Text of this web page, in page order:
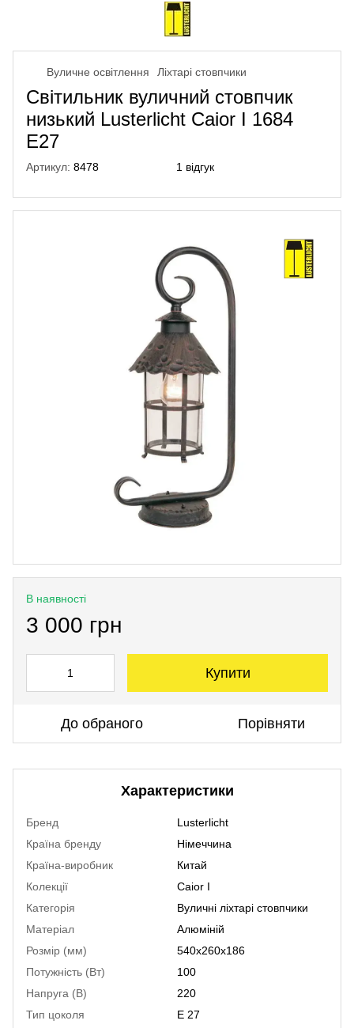
Вуличне освітлення Ліхтарі стовпчики
Світильник вуличний стовпчик
низький Lusterlicht Caior I 1684
Е27
Артикул: 8478 1 відгук
В наявності
3 000 грн
Купити
До обраного Порівняти
Характеристики
Бренд
Lusterlicht
Країна бренду
Німеччина
Країна-виробник
Китай
Колекції
Caior I
Категорія
Вуличні ліхтарі стовпчики
Матеріал
Алюміній
Розмір (мм)
540x260x186
Потужність (Вт)
100
Напруга (В)
220
Тип цоколя
E 27